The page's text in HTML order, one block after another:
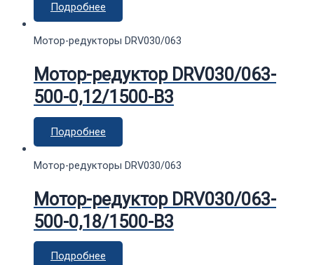
Подробнее
Мотор-редукторы DRV030/063
Мотор-редуктор DRV030/063-
500-0,12/1500-В3
Подробнее
Мотор-редукторы DRV030/063
Мотор-редуктор DRV030/063-
500-0,18/1500-В3
Подробнее